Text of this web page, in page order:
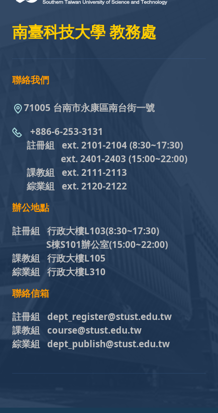
南臺科技大學 教務處
聯絡我們
71005 台南市永康區南台街一號
+886-6-253-3131
註冊組 ext. 2101-2104 (8:30~17:30)
ext. 2401-2403 (15:00~22:00)
課教組 ext. 2111-2113
綜業組
ext. 2120-2122
辦公地點
註冊組 行政大樓L103(8:30~17:30)
S棟S101辦公室(15:00~22:00)
課教組 行政大樓L105
綜業組 行政大樓L310
聯絡信箱
註冊組 dept_register@stust.edu.tw
課教組 course@stust.edu.tw
綜業組 dept_publish@stust.edu.tw